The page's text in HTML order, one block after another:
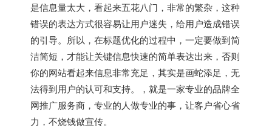
是信息量太大，看起来五花八门，非常的繁杂，这种
错误的表达方式很容易让用户迷失，给用户造成错误
的引导。所以，在标题优化的过程中，一定要做到简
洁简短，才能让关键信息快速的简单表达出来，否则
你的网站看起来信息非常充足，其实是画蛇添足，无
法得到用户的认可和支持。，就是一家专业的品牌全
网推广服务商，专业的人做专业的事，让客户省心省
力，不烧钱做宣传。